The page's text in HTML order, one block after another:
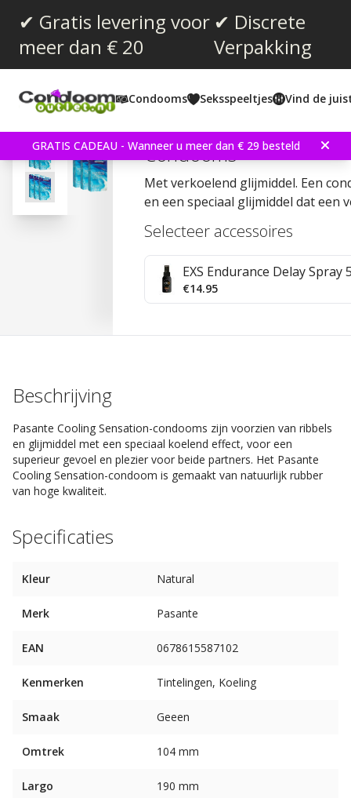
✔ Gratis levering voor
meer dan € 20
✔ Discrete
Verpakking
Condooms Seksspeeltjes Vind de
GRATIS CADEAU - Wanneer u meer dan € 29 besteld
Reviews (1
Pasante Cooling
Condooms
Met verkoelend glijmiddel. Een
en een speciaal glijmiddel dat een
Selecteer accessoires
EXS Endurance Delay Spray
€14.95
Beschrijving
Pasante Cooling Sensation-condooms zijn voorzien van ribbels
en glijmiddel met een speciaal koelend effect, voor een
superieur gevoel en plezier voor beide partners. Het Pasante
Cooling Sensation-condoom is gemaakt van natuurlijk rubber
van hoge kwaliteit.
Specificaties
Kleur Natural
Merk Pasante
EAN 0678615587102
Kenmerken Tintelingen, Koeling
Smaak Geeen
Omtrek 104 mm
Largo 190 mm